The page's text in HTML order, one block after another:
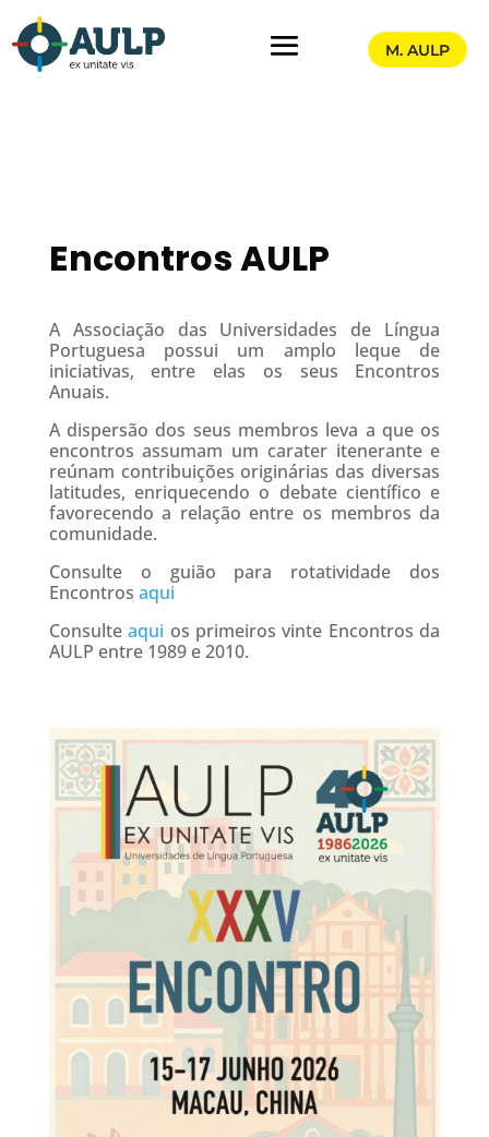
M. AULP
Encontros AULP
A Associação das Universidades de Língua
Portuguesa possui um amplo leque de
iniciativas, entre elas os seus Encontros
Anuais.
A dispersão dos seus membros leva a que os
encontros assumam um carater itenerante e
reúnam contribuições originárias das diversas
latitudes, enriquecendo o debate científico e
favorecendo a relação entre os membros da
comunidade.
Consulte o guião para rotatividade dos
Encontros aqui
Consulteaqui os primeiros vinte Encontros da
AULP entre 1989 e 2010.